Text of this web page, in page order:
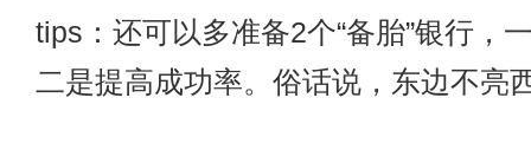
tips：还可以多准备2个“备胎”银行，
二是提高成功率。俗话说，东边不亮